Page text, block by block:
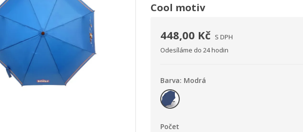
Cool motiv
448,00 Kč S DPH
Odesíláme do 24 hodin
Barva: Modrá
Modrá
Počet